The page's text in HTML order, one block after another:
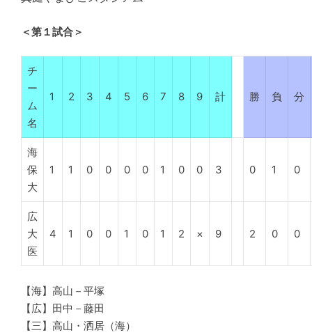
＜第１試合＞
チ
ー
ム
名
1 2 3 4 5 6 7 8 9 計 勝 負 分
海
保
大
1 1 0 0 0 0 1 0 0 3 0 1 0
広
大
医
4 1 0 0 1 0 1 2 × 9 2 0 0
【海】高山－平塚
【広】田中－藤田
【三】高山・洒居（海）